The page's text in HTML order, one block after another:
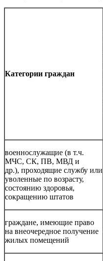
Категории граждан
военнослужащие (в т.ч.
МЧС, СК, ПВ, МВД и
др.), проходящие службу или
уволенные по возрасту,
состоянию здоровья,
сокращению штатов
граждане, имеющие право
на внеочередное получение
жилых помещений